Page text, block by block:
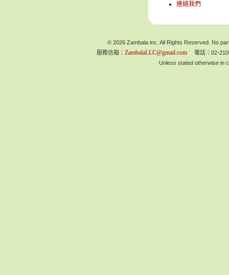
連絡我們
© 2026 Zambala inc. All Rights Reserved. No
服務信箱： ZambalaLLC@gmail.com 電話：02-
Unless stated otherwise